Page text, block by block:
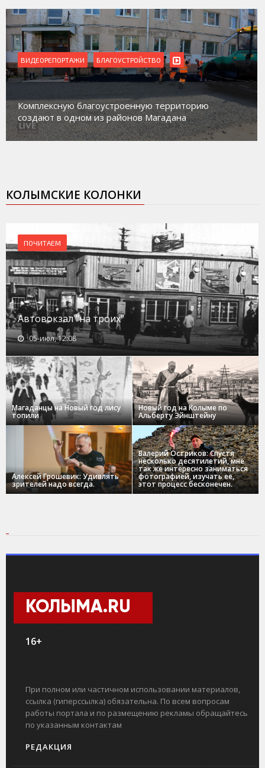
ВИДЕОРЕПОРТАЖИ БЛАГОУСТРОЙСТВО
Комплексную благоустроенную территорию
создают в одном из районов Магадана
КОЛЫМСКИЕ КОЛОНКИ
ПОЧИТАЕМ
Автовокзал "на троих"
05-июл, 12:08
Магаданцы на Новый год лису
топили
Новый год на Колыме по
Альберту Эйнштейну
Алексей Грошевик: Удивлять
зрителей надо всегда.
Валерий Остриков: Спустя
несколько десятилетий, мне
так же интересно заниматься
фотографией, изучать ее,
этот процесс бесконечен.
КОЛЫМА.RU
16+
При полном или частичном использовании материалов,
ссылка (гиперссылка) обязательна. По всем вопросам
работы портала и по размещению рекламы обращайтесь
по указанным контактам
РЕДАКЦИЯ